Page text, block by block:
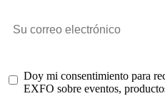
Doy mi consentimiento para
EXFO sobre eventos,